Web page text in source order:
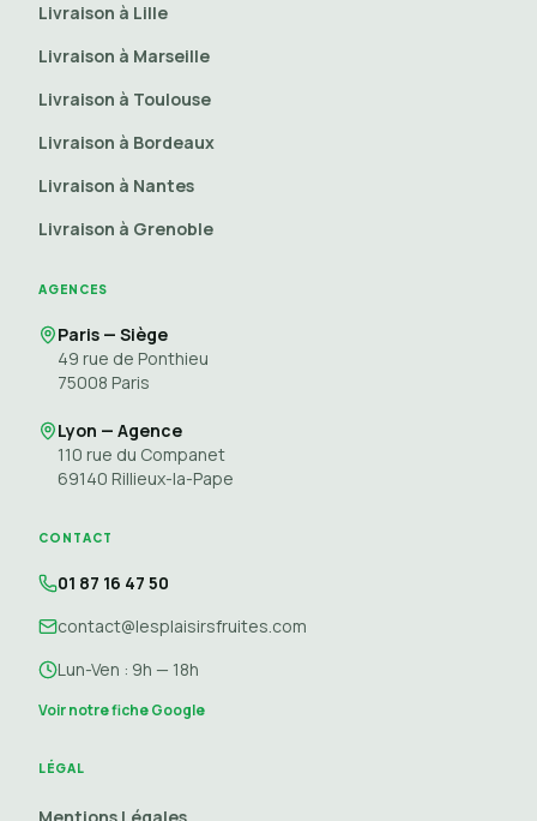
Livraison à Lille
Livraison à Marseille
Livraison à Toulouse
Livraison à Bordeaux
Livraison à Nantes
Livraison à Grenoble
AGENCES
Paris — Siège
49 rue de Ponthieu
75008 Paris
Lyon — Agence
110 rue du Companet
69140 Rillieux-la-Pape
CONTACT
01 87 16 47 50
contact@lesplaisirsfruites.com
Lun-Ven : 9h — 18h
Voir notre fiche Google
LÉGAL